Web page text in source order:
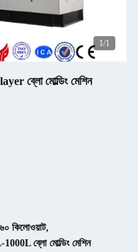
1/1
ব্লো মোল্ডিং মেশিন
কিলোওয়াট,
ব্লো মোল্ডিং মেশিন